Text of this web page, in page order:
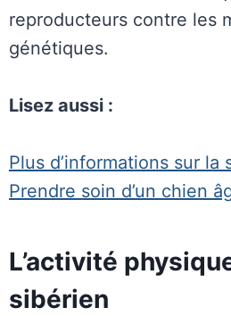
reproducteurs contre les
génétiques.
Lisez aussi :
Plus d’informations sur la
Prendre soin d’un chien
L’activité
sibérien